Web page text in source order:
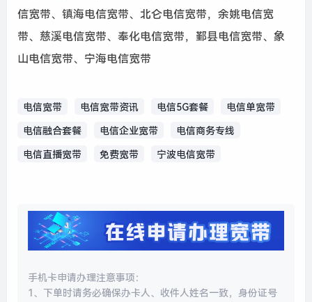
信宽带、镇海电信宽带、北仑电信宽带，余姚电信宽
带、慈溪电信宽带、奉化电信宽带，鄞县电信宽带、象
山电信宽带、宁海电信宽带
电信宽带 电信宽带资讯 电信5G套餐 电信单宽带
电信融合套餐 电信企业宽带 电信商务专线
电信直播宽带 免费宽带 宁波电信宽带
手机卡申请办理注意事项：
1、下单时请务必确保办卡人、收件人姓名一致，身份证号